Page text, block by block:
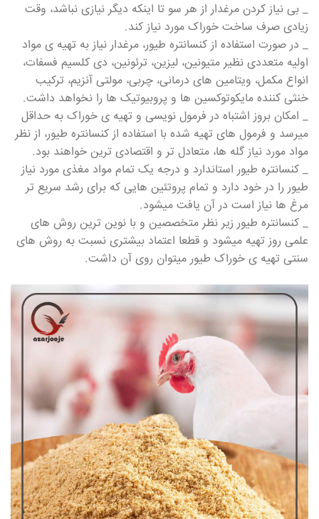
_ بی نیاز کردن مرغدار از هر سو تا اینکه دیگر نیازی نباشد، وقت
زیادی صرف ساخت خوراک مورد نیاز کند.
_ در صورت استفاده از کنسانتره طیور، مرغدار نیاز به تهیه ی مواد
اولیه متعددی نظیر متیونین، لیزین، ترئونین، دی کلسیم فسفات،
انواع مکمل، ویتامین های درمانی، چربی، مولتی آنزیم، ترکیب
خنثی کننده مایکوتوکسین ها و پروبیوتیک ها را نخواهد داشت.
_ امکان بروز اشتباه در فرمول نویسی و تهیه ی خوراک به حداقل
میرسد و فرمول های تهیه شده با استفاده از کنسانتره طیور، از نظر
مواد مورد نیاز گله ها، متعادل تر و اقتصادی ترین خواهند بود.
_ کنسانتره طیور استاندارد و درجه یک تمام مواد مغذی مورد نیاز
طیور را در خود دارد و تمام پروتئین هایی که برای رشد سریع تر
مرغ ها نیاز است در آن یافت میشود.
_ کنسانتره طیور زیر نظر متخصصین و با نوین ترین روش های
علمی روز تهیه میشود و قطعا اعتماد بیشتری نسبت به روش های
سنتی تهیه ی خوراک طیور میتوان روی آن داشت.